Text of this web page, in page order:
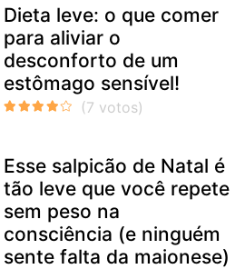
Dieta leve: o que comer
para aliviar o
desconforto de um
estômago sensível!
Esse salpicão de Natal é
tão leve que você repete
sem peso na
consciência (e ninguém
sente falta da maionese)